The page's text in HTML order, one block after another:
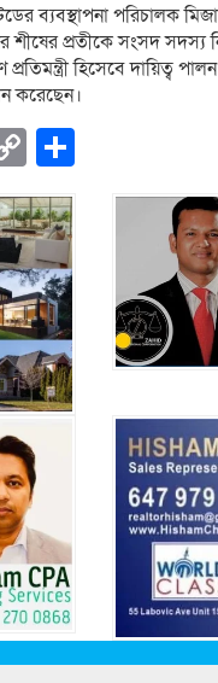
ব্যবস্থাপনা পরিচালক
শীষের প্রতীকে সংসদ সদস্য
প্রতিমন্ত্রী হিসেবে
করেছেন।
Copy
Link